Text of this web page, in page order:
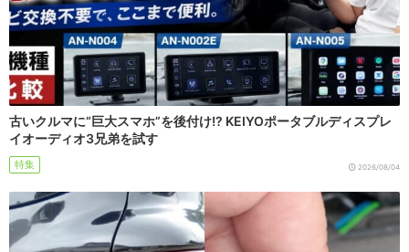
古いクルマに“巨大スマホ”を後付け!? KEIYOポータブルディスプレ
イオーディオ3兄弟を試す
特集 2026/08/04